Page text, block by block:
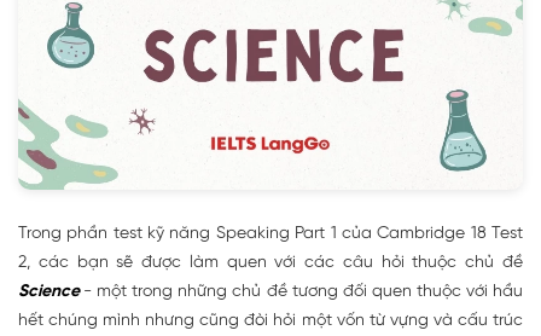
Speaking Part 1
Trong phần test kỹ năng Speaking Part 1 của Cambridge 18 Test
2, các bạn sẽ được làm quen với các câu hỏi thuộc chủ đề
Science - một trong những chủ đề tương đối quen thuộc với hầu
hết chúng mình nhưng cũng đòi hỏi một vốn từ vựng và cấu trúc